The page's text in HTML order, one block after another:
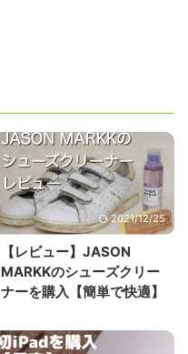
2021/12/25
【レビュー】JASON
MARKKのシューズクリー
ナーを購入【簡単で快適】